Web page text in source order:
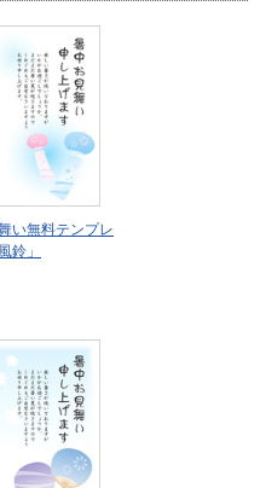
い無料テンプレ
鈴」